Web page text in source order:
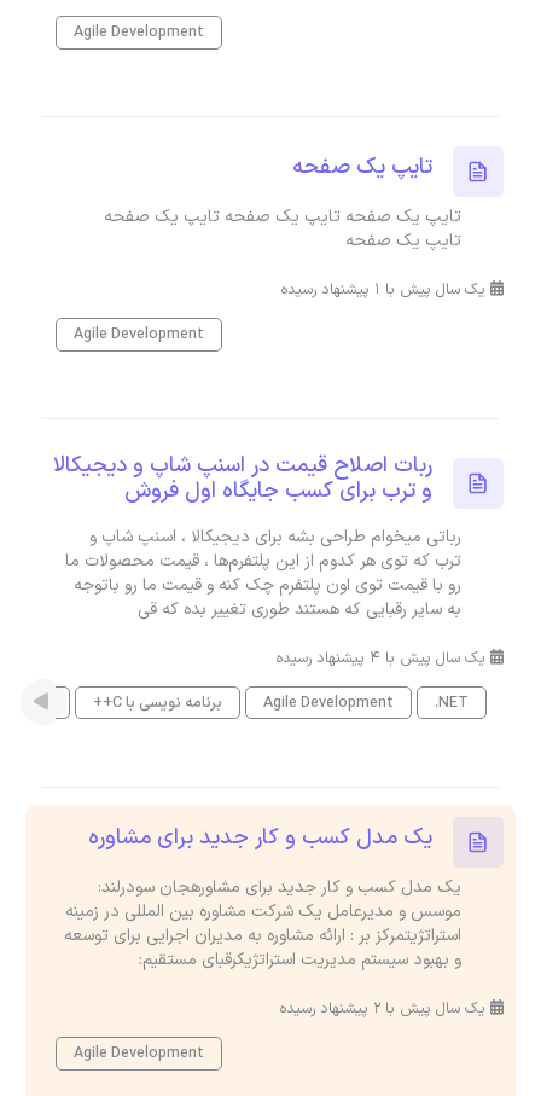
Agile Development
تایپ یک صفحه
تایپ یک صفحه تایپ یک صفحه تایپ یک صفحه
تایپ یک صفحه
یک سال پیش با 1 پیشنهاد رسیده
Agile Development
ربات اصلاح قیمت در اسنپ شاپ و دیجیکالا
و ترب برای کسب جایگاه اول فروش
رباتی میخوام طراحی بشه برای دیجیکالا ، اسنپ شاپ و
ترب که توی هر کدوم از این پلتفرم‌ها ، قیمت محصولات ما
رو با قیمت توی اون پلتفرم چک کنه و قیمت ما رو باتوجه
به سایر رقبایی که هستند طوری تغییر بده که قی
یک سال پیش با 4 پیشنهاد رسیده
.NET
Agile Development برنامه نویسی با C++ PHP
یک مدل کسب و کار جدید برای مشاوره
یک مدل کسب و کار جدید برای مشاورهجان سودرلند:
موسس و مدیرعامل یک شرکت مشاوره بین المللی در زمینه
استراتژیتمرکز بر : ارائه مشاوره به مدیران اجرایی برای توسعه
و بهبود سیستم مدیریت استراتژیکرقبای مستقیم:
یک سال پیش با 2 پیشنهاد رسیده
Agile Development